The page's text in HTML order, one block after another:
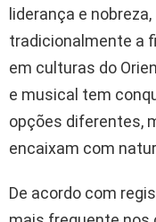
liderança e
tradicionalmente a
em culturas do
e musical tem
opções diferentes,
encaixam com
De acordo com